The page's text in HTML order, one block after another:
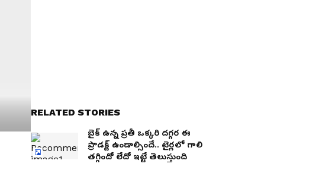
RELATED STORIES
బైక్ ఉన్న ప్ర‌తీ ఒక్క‌రి ద‌గ్గ‌ర ఈ
ప్రొడ‌క్ట్ ఉండాల్సిందే.. టైర్ల‌లో గాలి
త‌గ్గిందో లేదో ఇట్టే తెలుస్తుంది